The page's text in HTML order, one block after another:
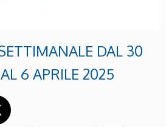
DAL 30
6 APRILE 2025